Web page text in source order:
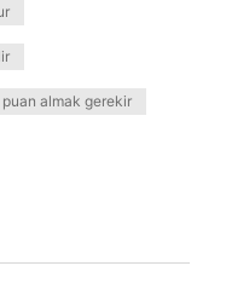
almak gerekir